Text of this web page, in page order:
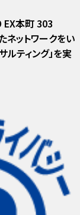
本町 303
ネットワークをい
ティング」を実